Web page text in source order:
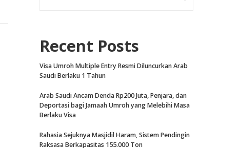
Recent Posts
Visa Umroh Multiple Entry Resmi Diluncurkan Arab
Saudi Berlaku 1 Tahun
Arab Saudi Ancam Denda Rp200 Juta, Penjara, dan
Deportasi bagi Jamaah Umroh yang Melebihi Masa
Berlaku Visa
Rahasia Sejuknya Masjidil Haram, Sistem Pendingin
Raksasa Berkapasitas 155.000 Ton